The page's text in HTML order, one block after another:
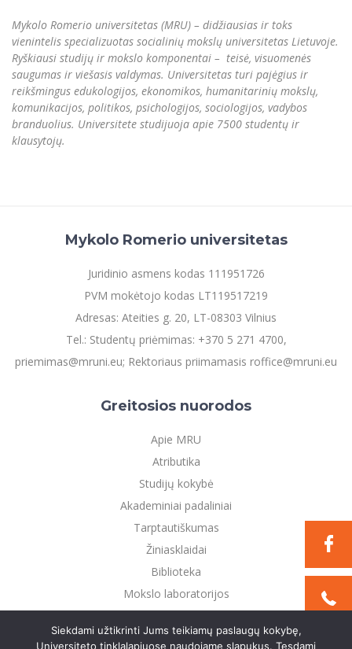
Mykolo Romerio universitetas (MRU) – didžiausias ir toks
vienintelis specializuotas socialinių mokslų universitetas Lietuvoje.
Ryškiausi studijų ir mokslo komponentai – teisė, visuomenės
saugumas ir viešasis valdymas. Universitetas turi pajėgius ir
reikšmingus edukologijos, ekonomikos, humanitarinių mokslų,
komunikacijos, politikos, psichologijos, sociologijos, vadybos
branduolius. Universitete studijuoja apie 7500 studentų ir
klausytojų.
Mykolo Romerio universitetas
Juridinio asmens kodas 111951726
PVM mokėtojo kodas LT119517219
Adresas: Ateities g. 20, LT-08303 Vilnius
Tel.: Studentų priėmimas: +370 5 271 4700,
priemimas@mruni.eu; Rektoriaus priimamasis roffice@mruni.eu
Greitosios nuorodos
Apie MRU
Atributika
Studijų kokybė
Akademiniai padaliniai
Tarptautiškumas
Žiniasklaidai
Biblioteka
Mokslo laboratorijos
Privatumo politika
Siekdami užtikrinti Jums teikiamų paslaugų kokybę,
Universiteto tinklalapiuose naudojame slapukus. Tęsdami